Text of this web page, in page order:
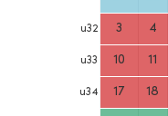
u32 3 4
u33 10 11
u34 17 18